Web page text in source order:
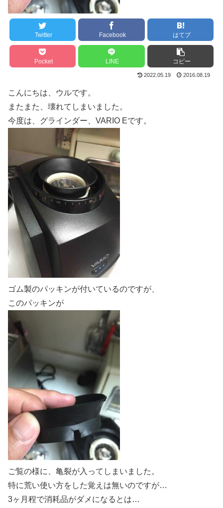
Twitter Facebook はてブ
Pocket LINE コピー
2022.05.19 2016.08.19
こんにちは、ウルです。
またまた、壊れてしまいました。
今度は、グラインダー、VARIO Eです。
ゴム製のパッキンが付いているのですが、
このパッキンが
ご覧の様に、亀裂が入ってしまいました。
特に荒い使い方をした覚えは無いのですが…
3ヶ月程で消耗品がダメになるとは…